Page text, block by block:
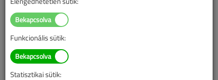
Lapszám:
Funkcionális sütik:
Statisztikai sütik: